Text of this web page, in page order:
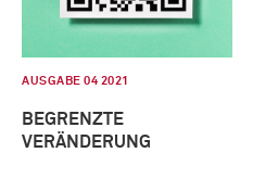
AUSGABE 04 2021
BEGRENZTE
VERÄNDERUNG